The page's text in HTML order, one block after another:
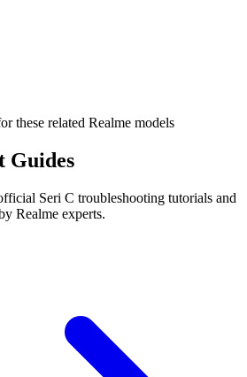
these related Realme models
Guides
Seri C troubleshooting tutorials and
Realme experts.